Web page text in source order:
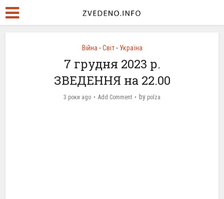
Війна • Світ • Україна
7 грудня 2023 р.
ЗВЕДЕННЯ на 22.00
3 роки ago Add Comment by polza